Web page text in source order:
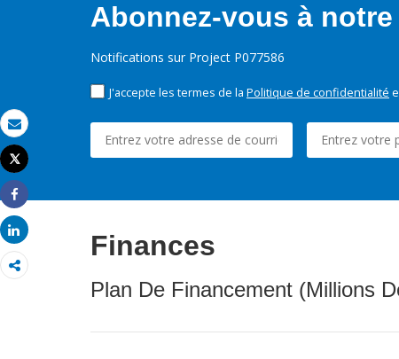
Email
Imprimer
Tweet
Share
Share
Abonnez-vous à
Notifications sur Project P077586
J'accepte les termes de la Politique de confidentialité
Finances
Plan De Financement (Millions